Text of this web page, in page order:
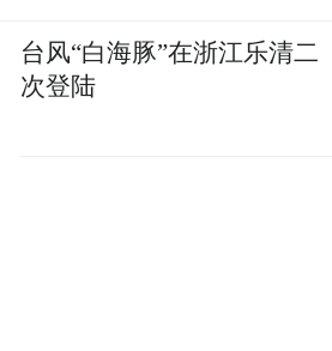
台风“白海豚”在浙江乐清二
次登陆